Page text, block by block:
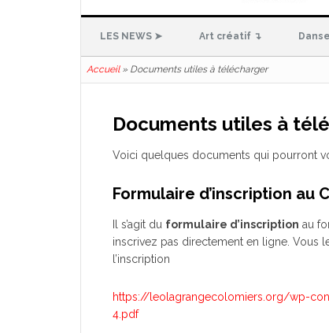
LES NEWS ➤ Art créatif ↴
Accueil» Documents utiles à télécharger
Documents utiles à
Voici quelques documents qui pourront
Formulaire d’inscription au
Il s’agit du formulaire d’inscription au
inscrivez pas directement en ligne. Vous
l’inscription
https://leolagrangecolomiers.org/wp-
4.pdf